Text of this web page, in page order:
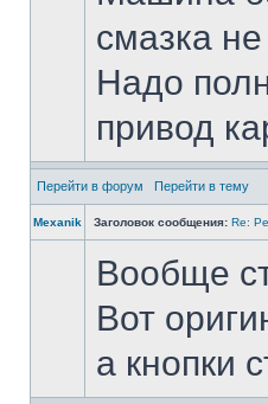
смазка
Надо
привод
Перейти в форум Перейти в тему
Mexanik Заголовок сообщения: Re:
Вообще
Вот
а кнопки